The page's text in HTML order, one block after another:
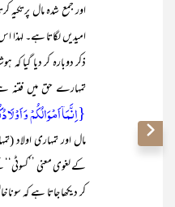
اور جمع شدہ مال پر
امیدیں لگاتا ہے۔ لہذا
ذکر دوبارہ کر دیا گیا
تمہارے حق میں فتنہ
{اِنَّمَاۤ اَمۡوَالُکُمۡ وَ
مال اور تمہاری اولاد
کے لغوی معنی ’’کسوٹی‘‘
کر دیکھا جاتا ہے کہ